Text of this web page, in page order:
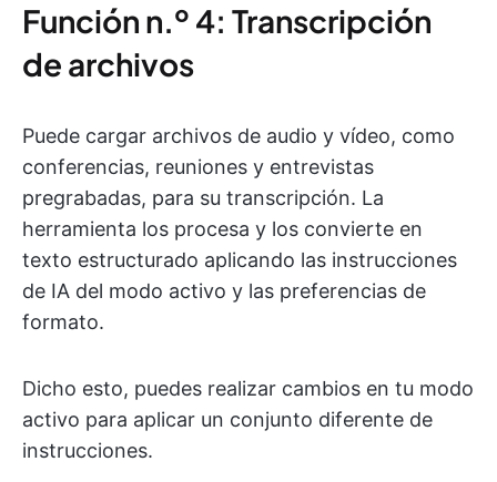
Función n.º 4: Transcripción
de archivos
Puede cargar archivos de audio y vídeo, como
conferencias, reuniones y entrevistas
pregrabadas, para su transcripción. La
herramienta los procesa y los convierte en
texto estructurado aplicando las instrucciones
de IA del modo activo y las preferencias de
formato.
Dicho esto, puedes realizar cambios en tu modo
activo para aplicar un conjunto diferente de
instrucciones.